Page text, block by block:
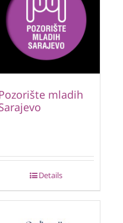
mladih
Details